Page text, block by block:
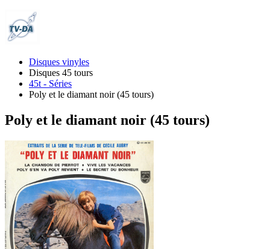
Disques vinyles
Disques 45 tours
45t - Séries
Poly et le diamant noir (45 tours)
Poly et le diamant noir (45 tours)